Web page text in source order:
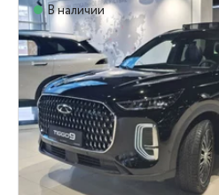
В наличии